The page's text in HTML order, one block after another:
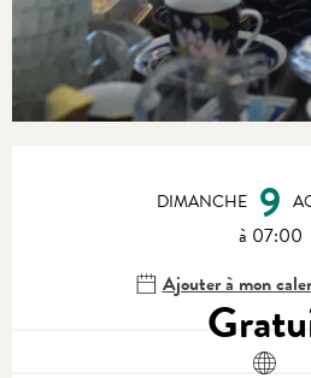
DIMANCHE 9
à 07:00
Ajouter à mon